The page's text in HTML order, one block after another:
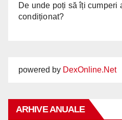
De unde poți să îți cumperi
condiționat?
powered by DexOnline.Net
ARHIVE ANUALE